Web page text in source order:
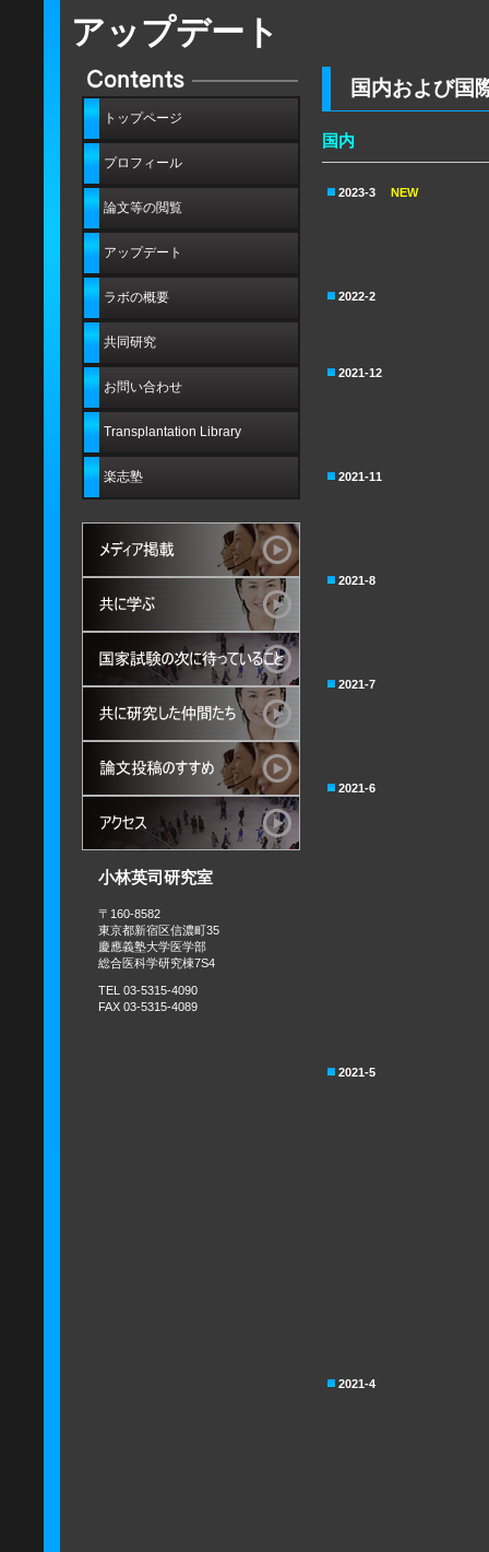
アップデート
国内および国
国内
2023-3 NEW
2022-2
2021-12
2021-11
2021-8
2021-7
2021-6
2021-5
2021-4
トップページ
プロフィール
論文等の閲覧
アップデート
ラボの概要
共同研究
お問い合わせ
Transplantation Library
楽志塾
小林英司研究室
〒160-8582
東京都新宿区信濃町35
慶應義塾大学医学部
総合医科学研究棟7S4
TEL 03-5315-4090
FAX 03-5315-4089